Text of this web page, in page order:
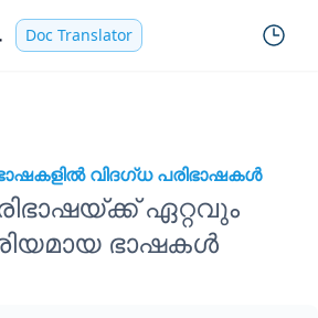
Doc Translator
ഭാഷകളിൽ വിദഗ്ധ പരിഭാഷകൾ
ഏറ്റവും
ഭാഷകൾ